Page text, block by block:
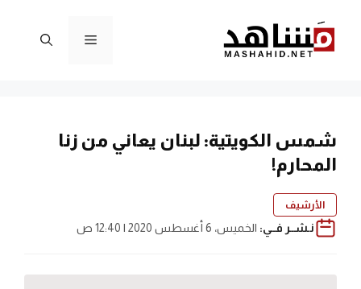
المحتوى
القائمة
شمس الكويتية: لبنان يعاني من زنا
المحارم!
الأرشيف
نـشــر فــي: الخميس، 6 أغسطس 2020 | 12:40 ص